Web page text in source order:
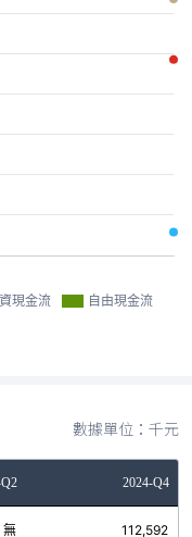
現金流
自由現金流
數據單位：千元
2024-Q4
無 112,592